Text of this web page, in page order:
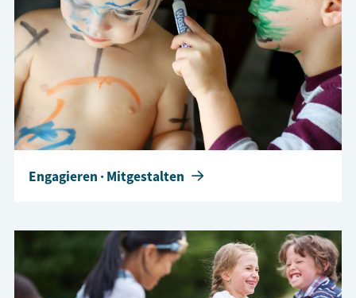
Engagieren · Mitgestalten